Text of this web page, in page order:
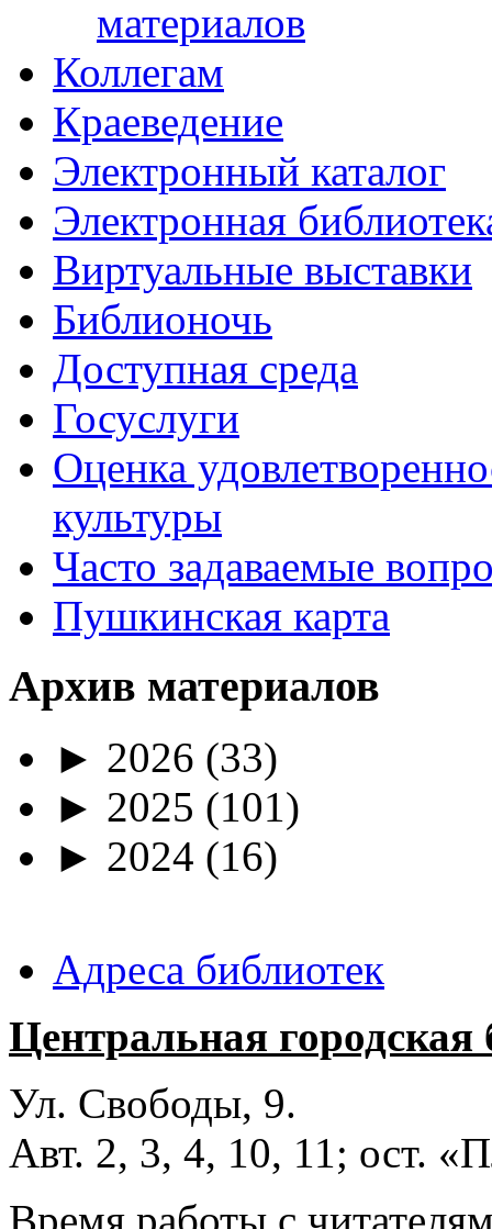
материалов
Коллегам
Краеведение
Электронный каталог
Электронная
Виртуальные выставки
Библионочь
Доступная среда
Госуслуги
Оценка
культуры
Часто задаваемые
Пушкинская карта
Архив материалов
► 2026 (33)
► 2025 (101)
► 2024 (16)
Адреса библиотек
Центральная
Ул. Свободы, 9.
Авт. 2, 3, 4, 10, 11; ост.